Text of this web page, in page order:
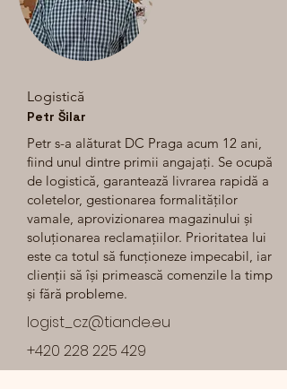
Logistică
Petr Šilar
Petr s-a alăturat DC Praga acum 12 ani,
fiind unul dintre primii angajați. Se ocupă
de logistică, garantează livrarea rapidă a
coletelor, gestionarea formalităților
vamale, aprovizionarea magazinului și
soluționarea reclamațiilor. Prioritatea lui
este ca totul să funcționeze impecabil, iar
clienții să își primească comenzile la timp
și fără probleme.
logist_cz@tiande.eu
+420 228 225 429